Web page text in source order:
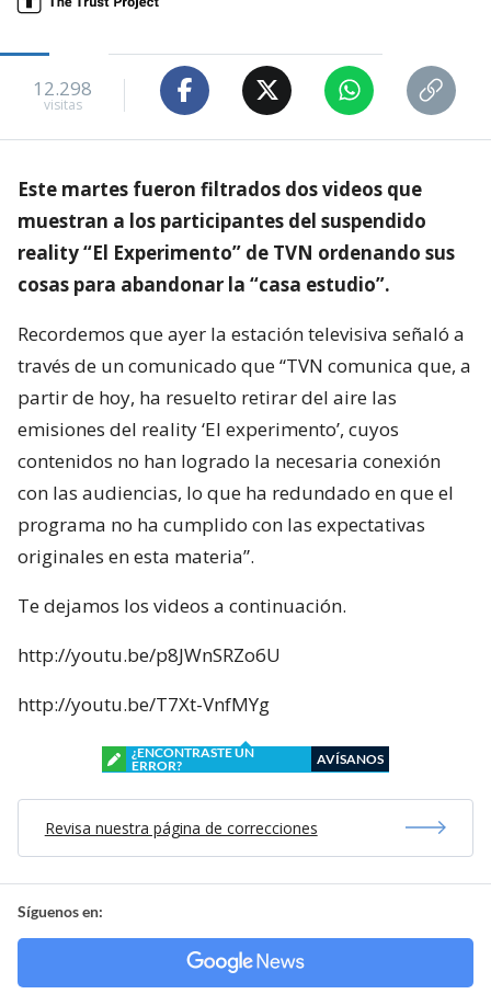
12.298
visitas
Este martes fueron filtrados dos videos que
muestran a los participantes del suspendido
reality “El Experimento” de TVN ordenando sus
cosas para abandonar la “casa estudio”.
Recordemos que ayer la estación televisiva señaló a
través de un comunicado que “TVN comunica que, a
partir de hoy, ha resuelto retirar del aire las
emisiones del reality ‘El experimento’, cuyos
contenidos no han logrado la necesaria conexión
con las audiencias, lo que ha redundado en que el
programa no ha cumplido con las expectativas
originales en esta materia”.
Te dejamos los videos a continuación.
http://youtu.be/p8JWnSRZo6U
http://youtu.be/T7Xt-VnfMYg
¿ENCONTRASTE UN
ERROR?
AVÍSANOS
Revisa nuestra página de correcciones
Síguenos en: